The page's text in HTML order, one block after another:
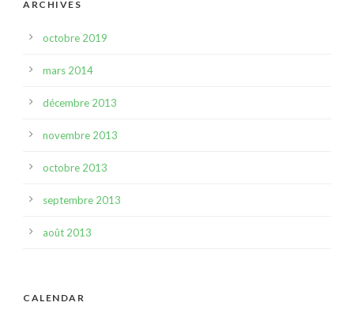
ARCHIVES
octobre 2019
mars 2014
décembre 2013
novembre 2013
octobre 2013
septembre 2013
août 2013
CALENDAR